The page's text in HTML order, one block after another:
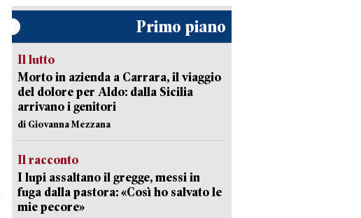
Primo piano
Il lutto
Morto in azienda a Carrara, il viaggio
del dolore per Aldo: dalla Sicilia
arrivano i genitori
di Giovanna Mezzana
Il racconto
I lupi assaltano il gregge, messi in
fuga dalla pastora: «Così ho salvato le
mie pecore»